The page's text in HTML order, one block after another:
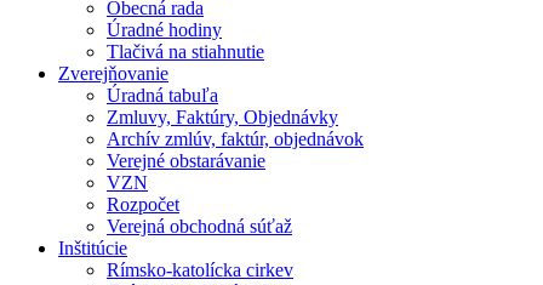
Obecná rada
Úradné hodiny
Tlačivá na stiahnutie
Zverejňovanie
Úradná tabuľa
Zmluvy, Faktúry, Objednávky
Archív zmlúv, faktúr, objednávok
Verejné obstarávanie
VZN
Rozpočet
Verejná obchodná súťaž
Inštitúcie
Rímsko-katolícka cirkev